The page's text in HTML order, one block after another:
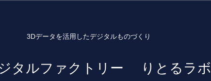
3Dデータを活用したデジタルものづくり
タルファクトリー りとるラボ